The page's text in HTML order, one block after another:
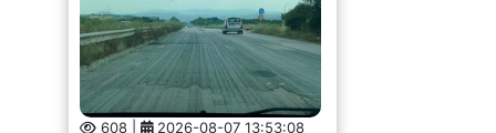
608 | 2026-08-07 13:53:08